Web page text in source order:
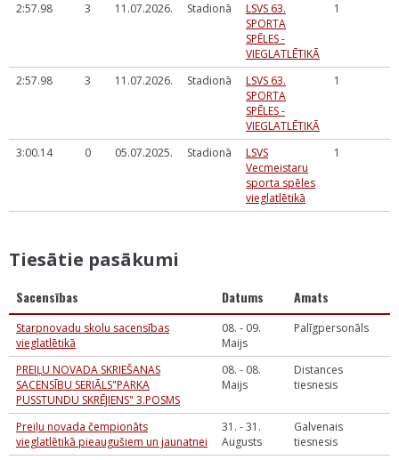
2:57.98 3 11.07.2026. Stadionā
LSVS 63.
SPORTA
SPĒLES -
VIEGLATLĒTIKĀ
1
2:57.98 3 11.07.2026. Stadionā
LSVS 63.
SPORTA
SPĒLES -
VIEGLATLĒTIKĀ
1
3:00.14 0 05.07.2025. Stadionā
LSVS
Vecmeistaru
sporta spēles
vieglatlētikā
1
Tiesātie pasākumi
Sacensības Datums Amats
Starpnovadu skolu sacensības
vieglatlētikā
08. - 09.
Maijs
Palīgpersonāls
PREIĻU NOVADA SKRIEŠANAS
SACENSĪBU SERIĀLS"PARKA
PUSSTUNDU SKRĒJIENS" 3.POSMS
08. - 08.
Maijs
Distances
tiesnesis
Preiļu novada čempionāts
vieglatlētikā pieaugušiem un jaunatnei
31. - 31.
Augusts
Galvenais
tiesnesis